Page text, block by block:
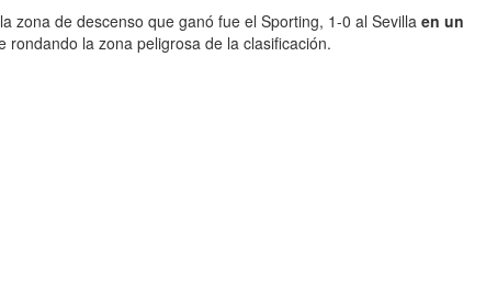
zona de descenso que ganó fue el Sporting, 1-0 al Sevilla en un
la zona peligrosa de la clasificación.